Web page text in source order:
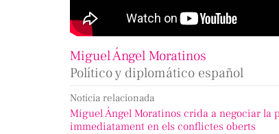
Miguel Ángel Moratinos
Político y diplomático español
Noticia relacionada
Miguel Ángel Moratinos crida a negociar la
immediatament en els conflictes oberts